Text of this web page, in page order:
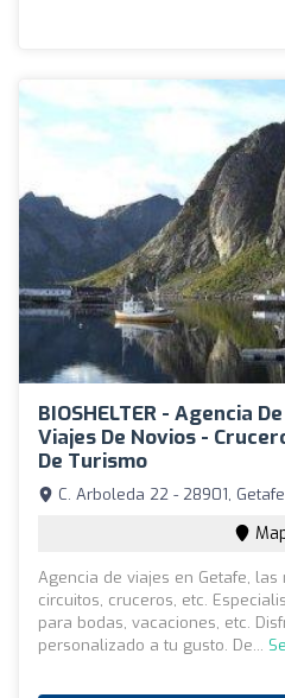
BIOSHELTER - Agencia
Viajes De Novios -
De Turismo
C. Arboleda 22 - 28901, Getafe
Agencia de viajes en Getafe,
circuitos, cruceros, etc.
para bodas, vacaciones, etc.
personalizado a tu gusto. De...